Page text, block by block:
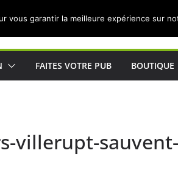
pour les Lorrains
FAITES VOTRE PUB BOUTIQUE
villerupt-
vous garantir la meilleure expérience sur